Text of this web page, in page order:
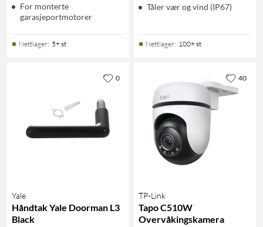
For monterte
garasjeportmotorer
Nettlager: 5+ st
Tåler vær og vind (IP67)
Nettlager: 100+ st
Yale
Håndtak Yale Doorman L3
Black
0
TP-Link
Tapo C510W
Overvåkingskamera
40